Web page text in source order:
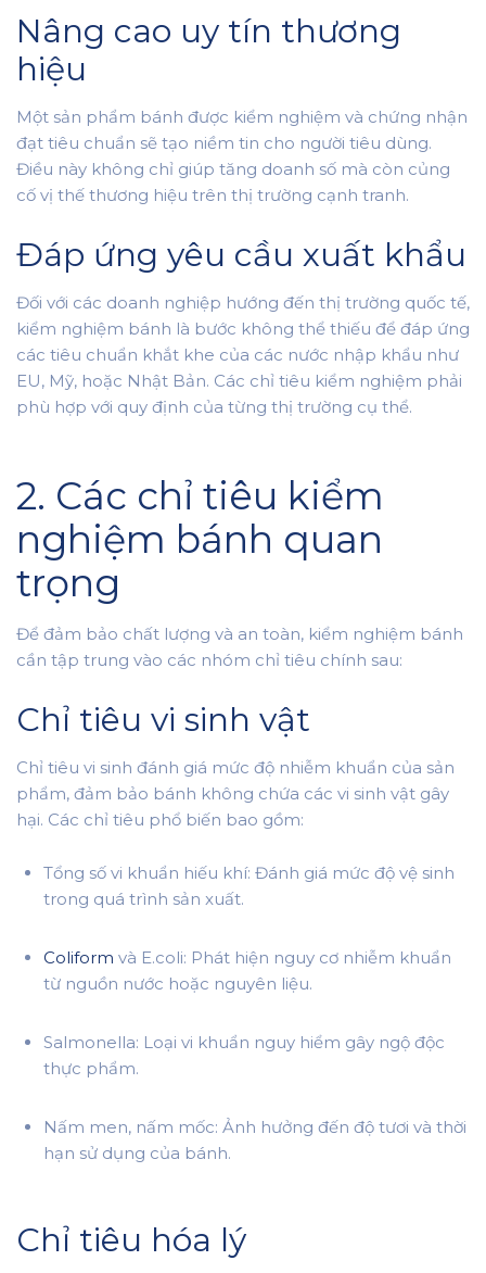
Nâng cao uy tín thương
hiệu
Một sản phẩm bánh được kiểm nghiệm và chứng nhận
đạt tiêu chuẩn sẽ tạo niềm tin cho người tiêu dùng.
Điều này không chỉ giúp tăng doanh số mà còn củng
cố vị thế thương hiệu trên thị trường cạnh tranh.
Đáp ứng yêu cầu xuất khẩu
Đối với các doanh nghiệp hướng đến thị trường quốc tế,
kiểm nghiệm bánh là bước không thể thiếu để đáp ứng
các tiêu chuẩn khắt khe của các nước nhập khẩu như
EU, Mỹ, hoặc Nhật Bản. Các chỉ tiêu kiểm nghiệm phải
phù hợp với quy định của từng thị trường cụ thể.
2. Các chỉ tiêu kiểm
nghiệm bánh quan
trọng
Để đảm bảo chất lượng và an toàn, kiểm nghiệm bánh
cần tập trung vào các nhóm chỉ tiêu chính sau:
Chỉ tiêu vi sinh vật
Chỉ tiêu vi sinh đánh giá mức độ nhiễm khuẩn của sản
phẩm, đảm bảo bánh không chứa các vi sinh vật gây
hại. Các chỉ tiêu phổ biến bao gồm:
Tổng số vi khuẩn hiếu khí: Đánh giá mức độ vệ sinh
trong quá trình sản xuất.
Coliform và E.coli: Phát hiện nguy cơ nhiễm khuẩn
từ nguồn nước hoặc nguyên liệu.
Salmonella: Loại vi khuẩn nguy hiểm gây ngộ độc
thực phẩm.
Nấm men, nấm mốc: Ảnh hưởng đến độ tươi và thời
hạn sử dụng của bánh.
Chỉ tiêu hóa lý